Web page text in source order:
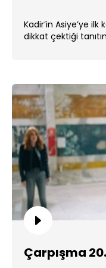
Kadir’in Asiye’ye
dikkat çektiği
Çarpışma